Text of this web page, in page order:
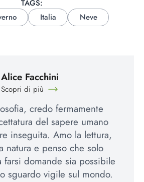
TAGS:
Italia
Neve
Alice Facchini
Scopri di più
credo fermamente
del sapere umano
inseguita. Amo la lettura,
natura e penso che solo
farsi domande sia possibile
sguardo vigile sul mondo.